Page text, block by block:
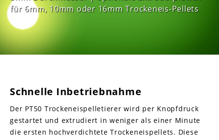
für 6mm, 10mm oder 16mm Trockeneis-Pellets
Schnelle Inbetriebnahme
Der PT50 Trockeneispelletierer wird per Knopfdruck
gestartet und extrudiert in weniger als einer Minute
die ersten hochverdichtete Trockeneispellets. Diese